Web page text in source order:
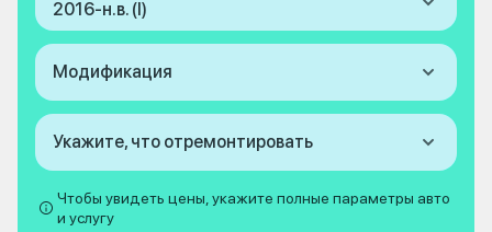
2016-н.в. (I)
Модификация
Укажите, что отремонтировать
Чтобы увидеть цены, укажите полные параметры авто
и услугу